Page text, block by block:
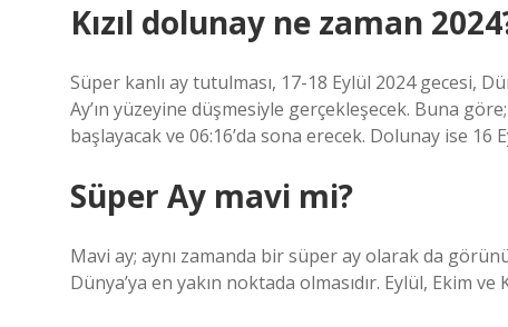
Kızıl dolunay ne zaman
Süper kanlı ay tutulması, 17-18 Eylül 2024 gecesi,
Ay’ın yüzeyine düşmesiyle gerçekleşecek. Buna
başlayacak ve 06:16’da sona erecek. Dolunay ise 16
Süper Ay mavi mi?
Mavi ay; aynı zamanda bir süper ay olarak da
Dünya’ya en yakın noktada olmasıdır. Eylül, Ekim